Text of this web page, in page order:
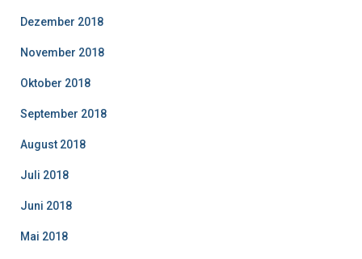
Dezember 2018
November 2018
Oktober 2018
September 2018
August 2018
Juli 2018
Juni 2018
Mai 2018